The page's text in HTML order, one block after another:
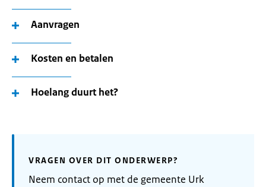
Aanvragen
Kosten en betalen
Hoelang duurt het?
VRAGEN OVER DIT ONDERWERP?
Neem contact op met de gemeente Urk